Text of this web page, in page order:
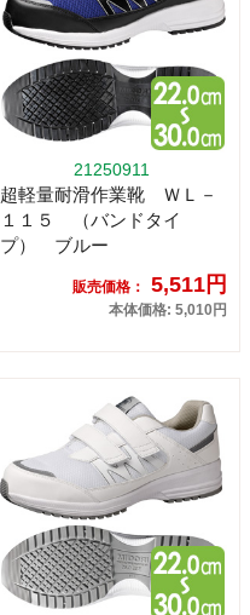
21250911
超軽量耐滑作業靴 ＷＬ－
１１５ （バンドタイ
プ） ブルー
販売価格： 5,511円
本体価格: 5,010円